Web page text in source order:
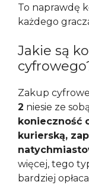
To naprawdę
każdego
Jakie są
Zakup
2 niesie ze
konieczność
kurierską,
więcej, tego
bardziej